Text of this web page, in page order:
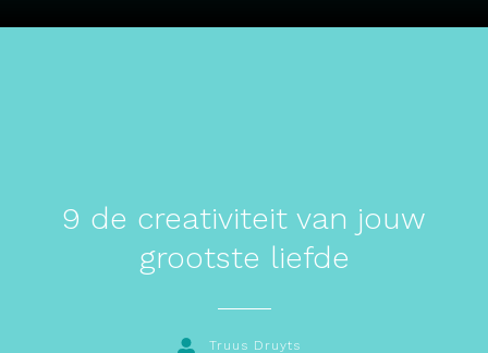
9 de creativiteit van jouw
grootste liefde
Truus Druyts